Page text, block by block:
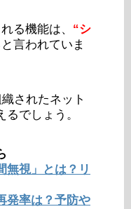
る機能は、 “シ
言われていま
されたネット
でしょう。
無視」とは？リ
発率は？予防や